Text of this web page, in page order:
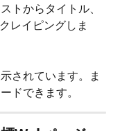
トからタイトル、
レイピングしま
されています。ま
ドできます。